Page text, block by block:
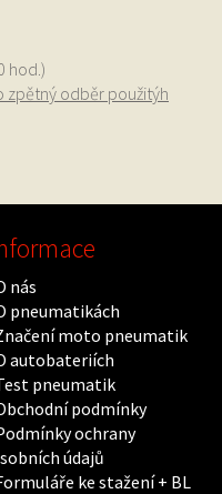
hod.)
zpětný odběr použitýh
nás
pneumatikách
moto pneumatik
autobateriích
pneumatik
podmínky
ochrany
údajů
ke stažení + BL